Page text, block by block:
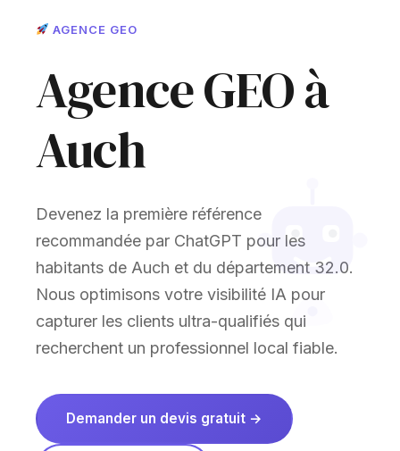
AGENCE GEO
Agence GEO à
Auch
Devenez la première référence
recommandée par ChatGPT pour les
habitants de Auch et du département 32.0.
Nous optimisons votre visibilité IA pour
capturer les clients ultra-qualifiés qui
recherchent un professionnel local fiable.
Demander un devis gratuit →